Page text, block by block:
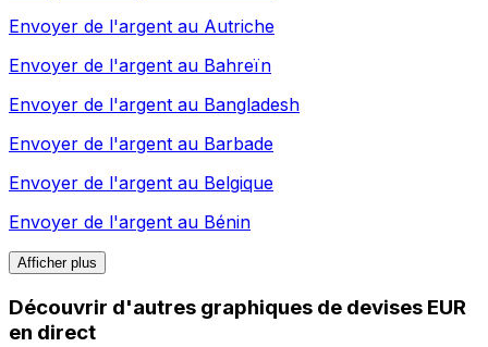
Envoyer de l'argent au Autriche
Envoyer de l'argent au Bahreïn
Envoyer de l'argent au Bangladesh
Envoyer de l'argent au Barbade
Envoyer de l'argent au Belgique
Envoyer de l'argent au Bénin
Afficher plus
Découvrir d'autres graphiques de devises EUR
en direct